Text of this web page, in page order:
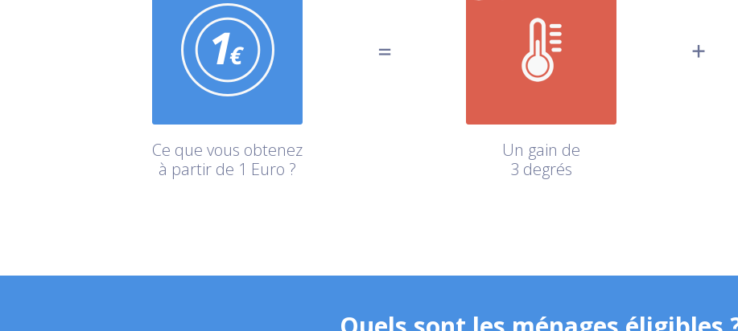
Ce que vous obtenez
à partir de 1 Euro ?
Un gain de
3 degrés